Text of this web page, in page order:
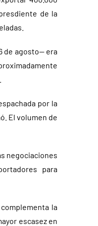
de la
de agosto— era
por la
El volumen de
negociaciones
para
la
escasez en